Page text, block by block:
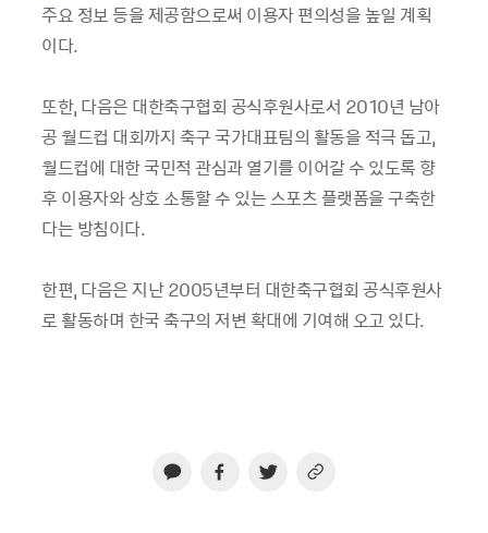
주요 정보 등을 제공함으로써 이용자 편의성을 높일 계획
이다.
또한, 다음은 대한축구협회 공식후원사로서 2010년 남아
공 월드컵 대회까지 축구 국가대표팀의 활동을 적극 돕고,
월드컵에 대한 국민적 관심과 열기를 이어갈 수 있도록 향
후 이용자와 상호 소통할 수 있는 스포츠 플랫폼을 구축한
다는 방침이다.
한편, 다음은 지난 2005년부터 대한축구협회 공식후원사
로 활동하며 한국 축구의 저변 확대에 기여해 오고 있다.